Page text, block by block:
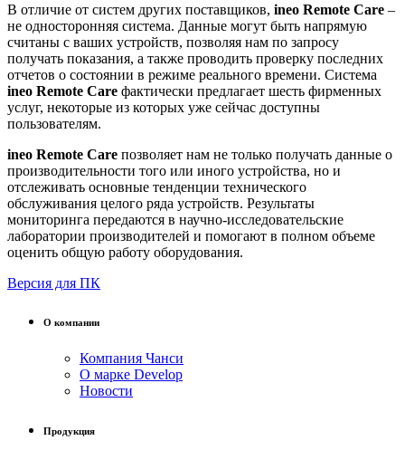
В отличие от систем других поставщиков, ineo Remote Care –
не односторонняя система. Данные могут быть напрямую
считаны с ваших устройств, позволяя нам по запросу
получать показания, а также проводить проверку последних
отчетов о состоянии в режиме реального времени. Система
ineo Remote Care фактически предлагает шесть фирменных
услуг, некоторые из которых уже сейчас доступны
пользователям.
ineo Remote Care позволяет нам не только получать данные о
производительности того или иного устройства, но и
отслеживать основные тенденции технического
обслуживания целого ряда устройств. Результаты
мониторинга передаются в научно-исследовательские
лаборатории производителей и помогают в полном объеме
оценить общую работу оборудования.
Версия для ПК
О компании
Компания Чанси
О марке Develop
Новости
Продукция